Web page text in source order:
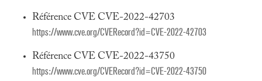
Référence CVE CVE-2022-42703
https://www.cve.org/CVERecord?id=CVE-2022-42703
Référence CVE CVE-2022-43750
https://www.cve.org/CVERecord?id=CVE-2022-43750